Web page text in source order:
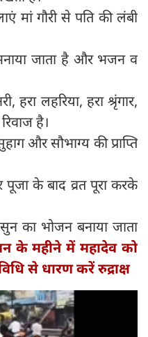
मां गौरी से पति की लंबी
जाता है और भजन व
हरा लहरिया, हरा श्रृंगार,
है।
और सौभाग्य की प्राप्त‌ि
के बाद व्रत पूरा करके
का भोजन बनाया जाता
के महीने में महादेव को
से धारण करें रुद्राक्ष